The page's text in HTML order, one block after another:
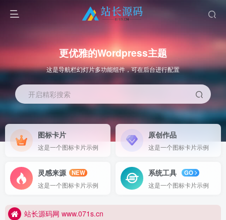
更优雅的Wordpress主题
这是导航栏幻灯片多功能组件，可在后台进行配置
开启精彩搜索
图标卡片
这是一个图标卡片示例
原创作品
这是一个图标卡片示例
灵感来源
NEW
这是一个图标卡片示例
系统工具
GO
这是一个图标卡片示例
站长源码网 www.071s.cn
站长源码网 www.071s.cn